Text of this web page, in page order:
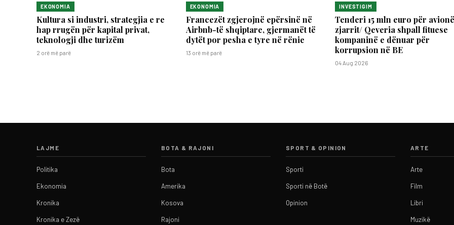
EKONOMIA
Kultura si industri, strategjia e re
hap rrugën për kapital privat,
teknologji dhe turizëm
2 orë më parë
EKONOMIA
Francezët zgjerojnë epërsinë në
Airbnb-të shqiptare, gjermanët të
dytët por pesha e tyre në rënie
13 orë më parë
INVESTIGIM
Tenderi 15 mln euro për
zjarrit/ Qeveria shpall fituese
kompaninë e dënuar për
korrupsion në BE
04 Aug 2026
LAJME
Politika
Ekonomia
Kronika
Kronika e Zezë
BOTA & RAJONI
Bota
Amerika
Kosova
Rajoni
SPORT & OPINION
Sporti
Sporti në Botë
Opinion
ARTE
Arte
Film
Libri
Muzikë